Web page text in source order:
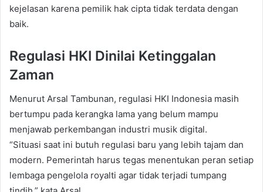
kejelasan karena pemilik hak cipta tidak terdata dengan
baik.
Regulasi HKI Dinilai Ketinggalan
Zaman
Menurut Arsal Tambunan, regulasi HKI Indonesia masih
bertumpu pada kerangka lama yang belum mampu
menjawab perkembangan industri musik digital.
“Situasi saat ini butuh regulasi baru yang lebih tajam dan
modern. Pemerintah harus tegas menentukan peran setiap
lembaga pengelola royalti agar tidak terjadi tumpang